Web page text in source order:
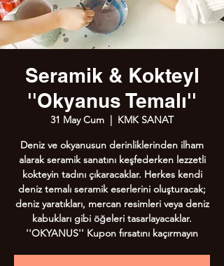
Seramik & Kokteyl
''Okyanus Temalı''
31 May Cum
  |
KMK SANAT
Deniz ve okyanusun derinliklerinden ilham
alarak seramik sanatını keşfederken lezzetli
kokteyin tadını çıkaracaklar. Herkes kendi
deniz temalı seramik eserlerini oluşturacak;
deniz yaratıkları, mercan resimleri veya deniz
kabukları gibi öğeleri tasarlayacaklar.
''OKYANUS'' Kupon fırsatını kaçırmayın